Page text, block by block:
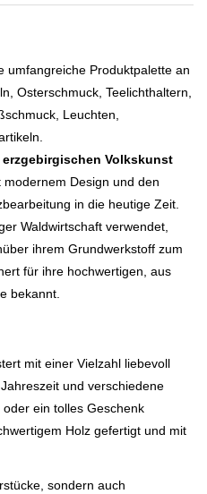
umfangreiche Produktpalette an
Osterschmuck, Teelichthaltern,
Leuchten,
erzgebirgischen Volkskunst
Design und den
in die heutige Zeit.
Waldwirtschaft verwendet,
ihrem Grundwerkstoff zum
für ihre hochwertigen, aus
bekannt.
mit einer Vielzahl liebevoll
und verschiedene
ein tolles Geschenk
Holz gefertigt und mit
sondern auch